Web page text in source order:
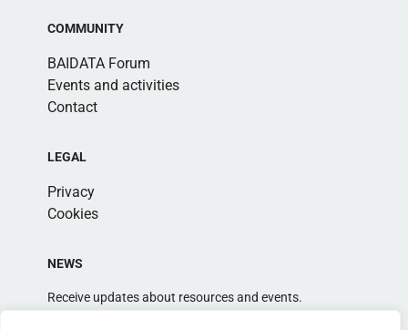
COMMUNITY
BAIDATA Forum
Events and activities
Contact
LEGAL
Privacy
Cookies
NEWS
Receive updates about resources and events.